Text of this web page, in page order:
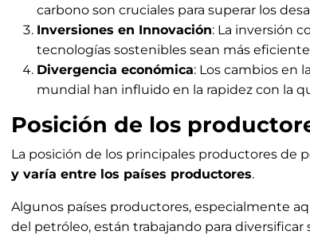
carbono son cruciales para superar los
Inversiones en Innovación: La inversión
tecnologías sostenibles sean más
Divergencia económica: Los cambios en
mundial han influido en la rapidez con la
Posición de los
La posición de los principales productores de
y varía entre los países productores.
Algunos países productores, especialmente
del petróleo, están trabajando para